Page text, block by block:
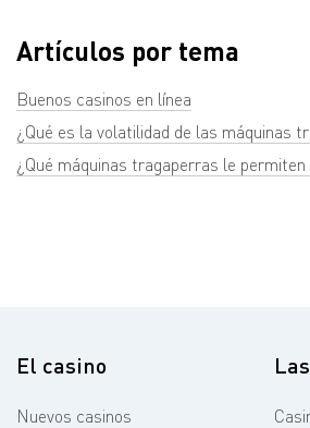
Artículos por tema
Buenos casinos en línea
¿Qué es la volatilidad de las máquinas
¿Qué máquinas tragaperras le permiten
El casino
Nuevos casinos